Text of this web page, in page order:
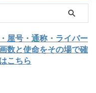
屋号・通称・ライバー
数と使命をその場で確
こちら